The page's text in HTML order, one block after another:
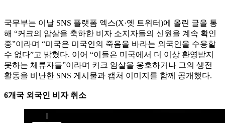
국무부는 이날 SNS 플랫폼 엑스(X·옛 트위터)에 올린 글을 통
해 “커크의 암살을 축하한 비자 소지자들의 신원을 계속 확인
중”이라며 “미국은 미국인의 죽음을 바라는 외국인을 수용할
수 없다”고 밝혔다. 이어 “이들은 미국에서 더 이상 환영받지
못하는 체류자들”이라며 커크 암살을 옹호하거나 그의 생전
활동을 비난한 SNS 게시물과 캡처 이미지를 함께 공개했다.
6개국 외국인 비자 취소